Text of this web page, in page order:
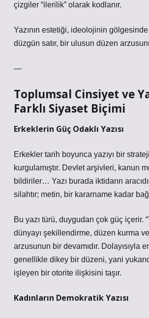
çizgiler “ilerilik” olarak kodlanır.
Yazının estetiği, ideolojinin
düzgün satır, bir ulusun düzen
—
Toplumsal Cinsiyet ve
Farklı Siyaset Biçimi
Erkeklerin Güç Odaklı Yazısı
Erkekler tarih boyunca yazıyı bir
kurgulamıştır. Devlet arşivleri, kanun
bildiriler… Yazı burada iktidarın
silahtır; metin, bir kararname kadar
Bu yazı türü, duygudan çok güç içerir.
dünyayı şekillendirme, düzen kurma
arzusunun bir devamıdır. Dolayısıyla
genellikle dikey bir düzeni, yani
işleyen bir otorite ilişkisini taşır.
Kadınların Demokratik Yazısı